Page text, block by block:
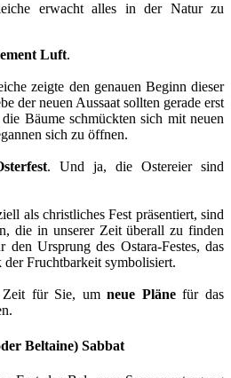
erwacht alles in der Natur zu
Luft.
zeigte den genauen Beginn dieser
der neuen Aussaat sollten gerade erst
Bäume schmückten sich mit neuen
sich zu öffnen.
. Und ja, die Ostereier sind
als christliches Fest präsentiert, sind
die in unserer Zeit überall zu finden
den Ursprung des Ostara-Festes, das
Fruchtbarkeit symbolisiert.
Zeit für Sie, umneue Plänefür das
Beltaine) Sabbat